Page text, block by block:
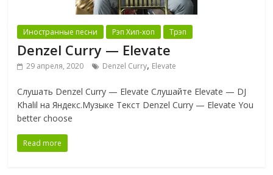
Иностранные песни Рэп Хип-хоп Трэп
Denzel Curry — Elevate
29 апреля, 2020 Denzel Curry, Elevate
Слушать Denzel Curry — Elevate Слушайте Elevate — DJ
Khalil на Яндекс.Музыке Текст Denzel Curry — Elevate You
better choose
Read more